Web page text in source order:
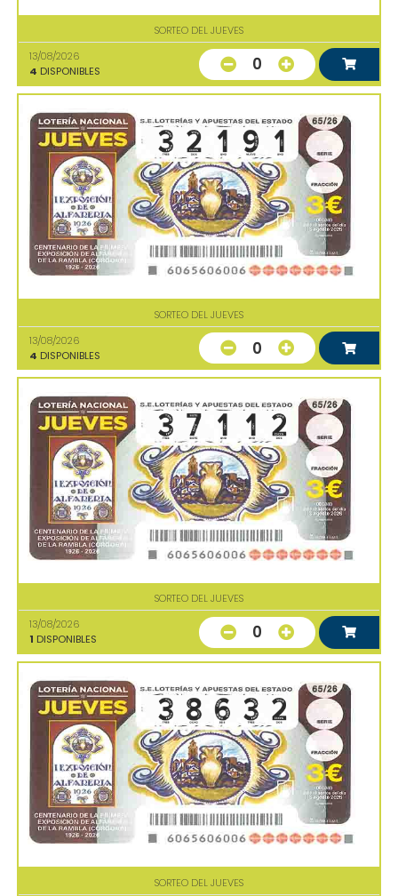
SORTEO DEL JUEVES
13/08/2026
4 DISPONIBLES 0
SORTEO DEL JUEVES
13/08/2026
4 DISPONIBLES 0
SORTEO DEL JUEVES
13/08/2026
1 DISPONIBLES 0
SORTEO DEL JUEVES